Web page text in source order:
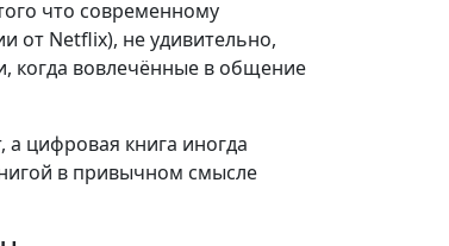
что современному
от Netflix), не удивительно,
когда вовлечённые в общение
а цифровая книга иногда
в привычном смысле